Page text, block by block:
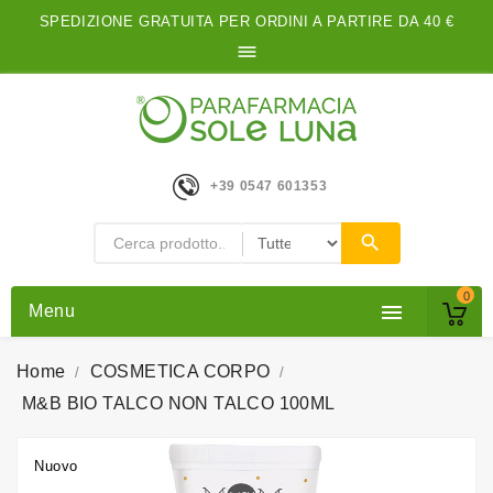
SPEDIZIONE GRATUITA PER ORDINI A PARTIRE DA 40 €

0
+39 0547 601353

Menu
Home
COSMETICA CORPO
M&B BIO TALCO NON TALCO 100ML
Nuovo